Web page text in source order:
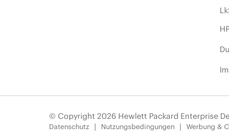
© Copyright 2026 Hewlett Packard Enterprise
Datenschutz Nutzungsbedingungen Werbung &